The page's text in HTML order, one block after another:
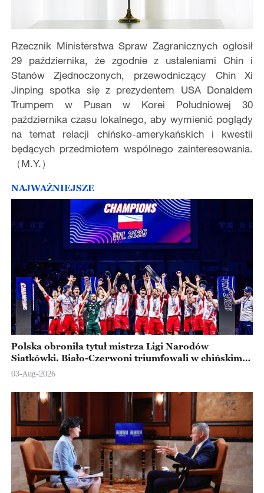
Rzecznik Ministerstwa Spraw Zagranicznych ogłosił
29 października, że zgodnie z ustaleniami Chin i
Stanów Zjednoczonych, przewodniczący Chin Xi
Jinping spotka się z prezydentem USA Donaldem
Trumpem w Pusan w Korei Południowej 30
października czasu lokalnego, aby wymienić poglądy
na temat relacji chińsko-amerykańskich i kwestii
będących przedmiotem wspólnego zainteresowania.
（M.Y.）
NAJWAŻNIEJSZE
Polska obroniła tytuł mistrza Ligi Narodów
Siatkówki. Biało-Czerwoni triumfowali w chińskim
Ningbo
03-Aug-2026